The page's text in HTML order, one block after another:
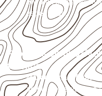
envolva carga,
específicos.
Projetos
técnica
Marcenaria e
ambientes sujeitos à